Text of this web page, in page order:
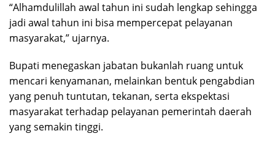
“Alhamdulillah awal tahun ini sudah lengkap sehingga
jadi awal tahun ini bisa mempercepat pelayanan
masyarakat,” ujarnya.
Bupati menegaskan jabatan bukanlah ruang untuk
mencari kenyamanan, melainkan bentuk pengabdian
yang penuh tuntutan, tekanan, serta ekspektasi
masyarakat terhadap pelayanan pemerintah daerah
yang semakin tinggi.